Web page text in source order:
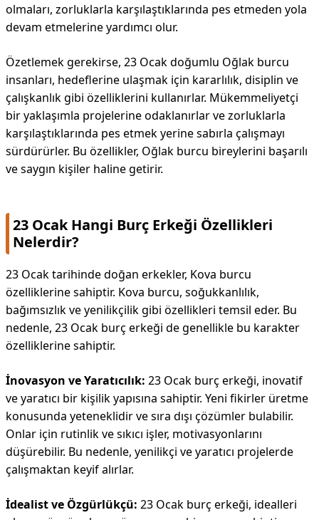
olmaları, zorluklarla karşılaştıklarında pes etmeden yola
devam etmelerine yardımcı olur.
Özetlemek gerekirse, 23 Ocak doğumlu Oğlak burcu
insanları, hedeflerine ulaşmak için kararlılık, disiplin ve
çalışkanlık gibi özelliklerini kullanırlar. Mükemmeliyetçi
bir yaklaşımla projelerine odaklanırlar ve zorluklarla
karşılaştıklarında pes etmek yerine sabırla çalışmayı
sürdürürler. Bu özellikler, Oğlak burcu bireylerini başarılı
ve saygın kişiler haline getirir.
23 Ocak Hangi Burç Erkeği Özellikleri
Nelerdir?
23 Ocak tarihinde doğan erkekler, Kova burcu
özelliklerine sahiptir. Kova burcu, soğukkanlılık,
bağımsızlık ve yenilikçilik gibi özellikleri temsil eder. Bu
nedenle, 23 Ocak burç erkeği de genellikle bu karakter
özelliklerine sahiptir.
İnovasyon ve Yaratıcılık: 23 Ocak burç erkeği, inovatif
ve yaratıcı bir kişilik yapısına sahiptir. Yeni fikirler üretme
konusunda yeteneklidir ve sıra dışı çözümler bulabilir.
Onlar için rutinlik ve sıkıcı işler, motivasyonlarını
düşürebilir. Bu nedenle, yenilikçi ve yaratıcı projelerde
çalışmaktan keyif alırlar.
İdealist ve Özgürlükçü: 23 Ocak burç erkeği, idealleri